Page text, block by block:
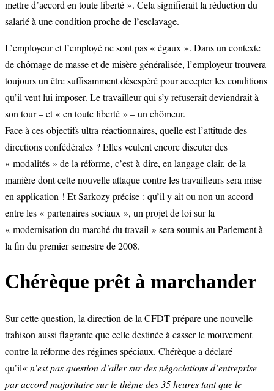
mettre d’accord en toute liberté ». Cela signifierait la réduction du
salarié à une condition proche de l’esclavage.
L’employeur et l’employé ne sont pas « égaux ». Dans un contexte
de chômage de masse et de misère généralisée, l’employeur trouvera
toujours un être suffisamment désespéré pour accepter les conditions
qu’il veut lui imposer. Le travailleur qui s’y refuserait deviendrait à
son tour – et « en toute liberté » – un chômeur.
Face à ces objectifs ultra-réactionnaires, quelle est l’attitude des
directions confédérales ? Elles veulent encore discuter des
« modalités » de la réforme, c’est-à-dire, en langage clair, de la
manière dont cette nouvelle attaque contre les travailleurs sera mise
en application ! Et Sarkozy précise : qu’il y ait ou non un accord
entre les « partenaires sociaux », un projet de loi sur la
« modernisation du marché du travail » sera soumis au Parlement à
la fin du premier semestre de 2008.
Chérèque prêt à marchander
Sur cette question, la direction de la CFDT prépare une nouvelle
trahison aussi flagrante que celle destinée à casser le mouvement
contre la réforme des régimes spéciaux. Chérèque a déclaré
qu’il« n’est pas question d’aller sur des négociations d’entreprise
par accord majoritaire sur le thème des 35 heures tant que le